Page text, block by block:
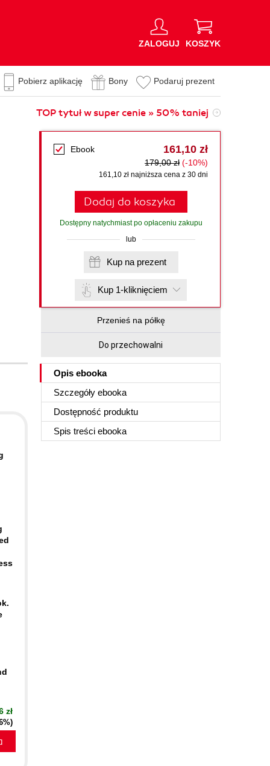
ZALOGUJ KOSZYK
Pobierz aplikację Bony Podaruj prezent
TOP tytuł w super cenie » 50% taniej
Ebook 161,10 zł
179,00 zł (-10%)
161,10 zł najniższa cena z 30 dni
Dodaj do koszyka
Dostępny natychmiast po opłaceniu zakupu
lub
Kup na prezent
Kup 1-kliknięciem
Przenieś na półkę
Do przechowalni
Opis ebooka
Szczegóły ebooka
Dostępność produktu
Spis treści ebooka
zł